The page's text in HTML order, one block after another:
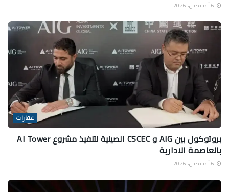
عقارات
بروتوكول بين AIG و CSCEC الصينية لتنفيذ مشروع AI Tower
بالعاصمة الادارية